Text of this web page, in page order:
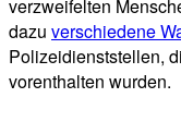
verzweifelten
dazu verschiedene
Polizeidienststellen,
vorenthalten wurden.